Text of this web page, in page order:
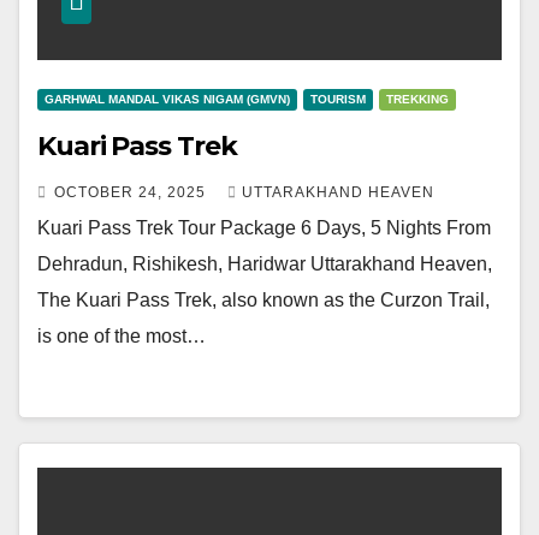
GARHWAL MANDAL VIKAS NIGAM (GMVN) TOURISM TREKKING
Kuari Pass Trek
OCTOBER 24, 2025 UTTARAKHAND HEAVEN
Kuari Pass Trek Tour Package 6 Days, 5 Nights From
Dehradun, Rishikesh, Haridwar Uttarakhand Heaven,
The Kuari Pass Trek, also known as the Curzon Trail,
is one of the most…